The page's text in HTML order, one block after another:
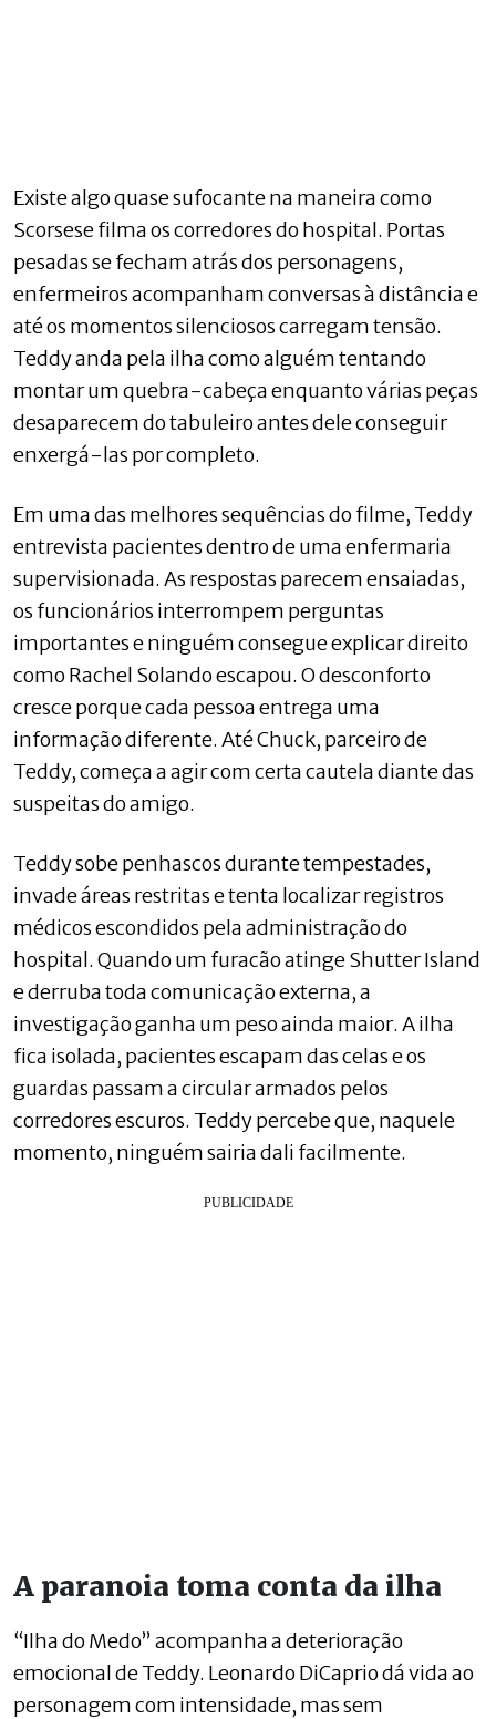
Existe algo quase sufocante na maneira como
Scorsese filma os corredores do hospital. Portas
pesadas se fecham atrás dos personagens,
enfermeiros acompanham conversas à distância e
até os momentos silenciosos carregam tensão.
Teddy anda pela ilha como alguém tentando
montar um quebra-cabeça enquanto várias peças
desaparecem do tabuleiro antes dele conseguir
enxergá-las por completo.
Em uma das melhores sequências do filme, Teddy
entrevista pacientes dentro de uma enfermaria
supervisionada. As respostas parecem ensaiadas,
os funcionários interrompem perguntas
importantes e ninguém consegue explicar direito
como Rachel Solando escapou. O desconforto
cresce porque cada pessoa entrega uma
informação diferente. Até Chuck, parceiro de
Teddy, começa a agir com certa cautela diante das
suspeitas do amigo.
Teddy sobe penhascos durante tempestades,
invade áreas restritas e tenta localizar registros
médicos escondidos pela administração do
hospital. Quando um furacão atinge Shutter Island
e derruba toda comunicação externa, a
investigação ganha um peso ainda maior. A ilha
fica isolada, pacientes escapam das celas e os
guardas passam a circular armados pelos
corredores escuros. Teddy percebe que, naquele
momento, ninguém sairia dali facilmente.
A paranoia toma conta da ilha
“Ilha do Medo” acompanha a deterioração
emocional de Teddy. Leonardo DiCaprio dá vida ao
personagem com intensidade, mas sem